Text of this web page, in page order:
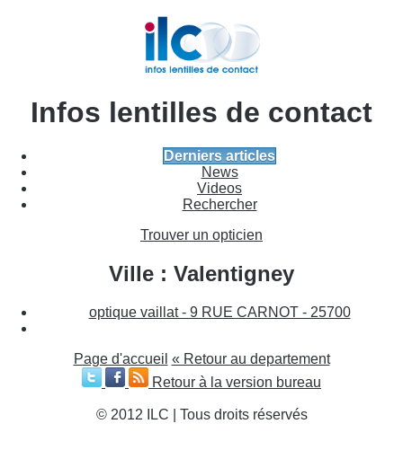
Infos lentilles de contact
Derniers articles
News
Videos
Rechercher
Trouver un opticien
Ville : Valentigney
optique vaillat - 9 RUE CARNOT - 25700
Page d'accueil « Retour au departement
Retour à la version bureau
© 2012 ILC | Tous droits réservés